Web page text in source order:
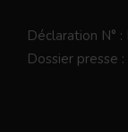
Déclaration N°
Dossier presse